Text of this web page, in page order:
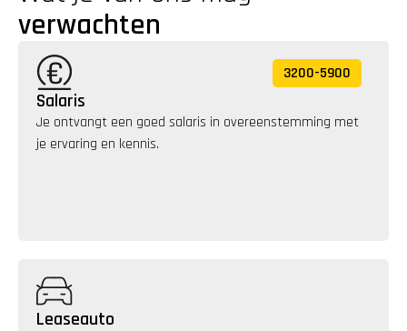
verwachten
3200-5900
Salaris
Je ontvangt een goed salaris in overeenstemming met
je ervaring en kennis.
Leaseauto